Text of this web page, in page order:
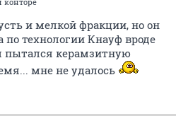
и мелкой фракции, но он
технологии Кнауф вроде
пытался керамзитную
мне не удалось